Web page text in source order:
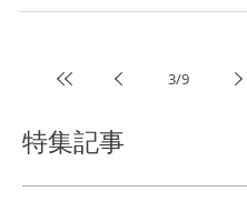
なりたいです....
3/9
特集記事